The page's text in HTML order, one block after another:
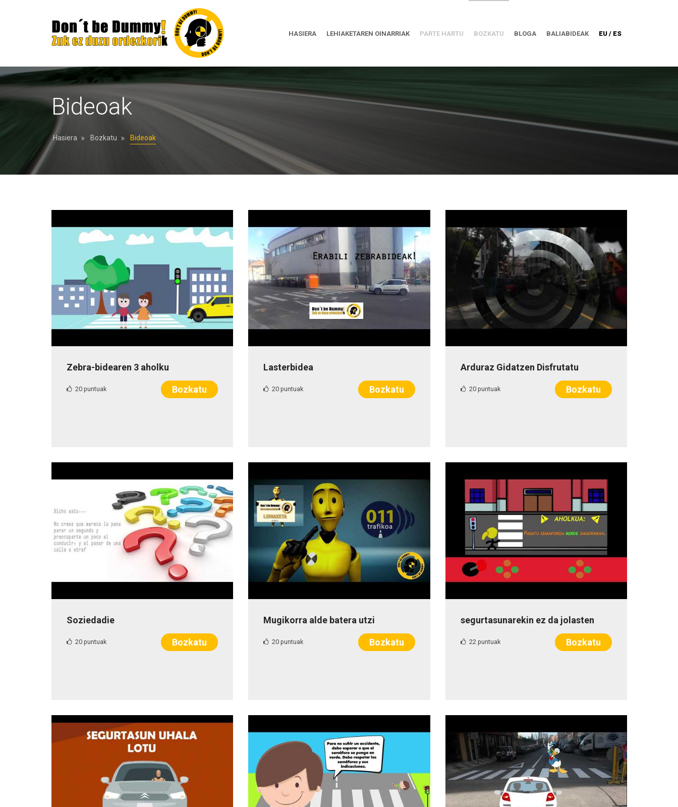
HASIERA LEHIAKETAREN OINARRIAK PARTE HARTU BOZKATU BLOGA BALIABIDEAK EU / ES
Bideoak
Hasiera Bozkatu Bideoak
Zebra-bidearen 3 aholku
20 puntuak Bozkatu
Lasterbidea
20 puntuak Bozkatu
Arduraz Gidatzen Disfrutatu
20 puntuak Bozkatu
Soziedadie
20 puntuak Bozkatu
Mugikorra alde batera utzi
20 puntuak Bozkatu
segurtasunarekin ez da jolasten
22 puntuak Bozkatu